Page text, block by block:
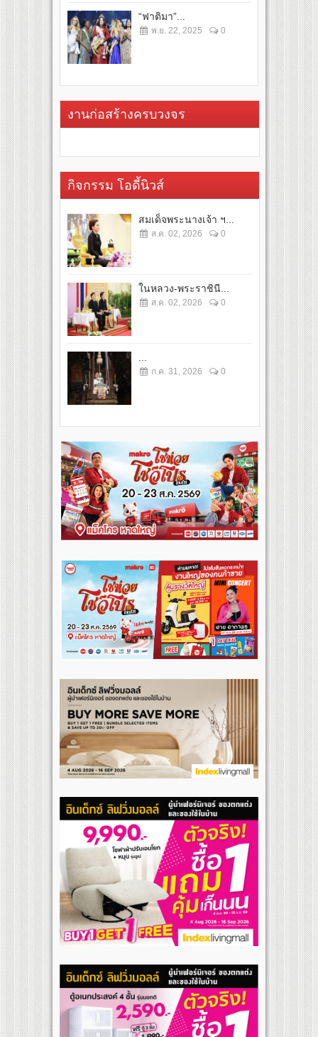
“ฟาติมา”...
พ.ย. 22, 2025 0
งานก่อสร้างครบวงจร
กิจกรรม โอดี้นิวส์
สมเด็จพระนางเจ้า ฯ...
ส.ค. 02, 2026 0
ในหลวง-พระราชินี...
ส.ค. 02, 2026 0
...
ก.ค. 31, 2026 0